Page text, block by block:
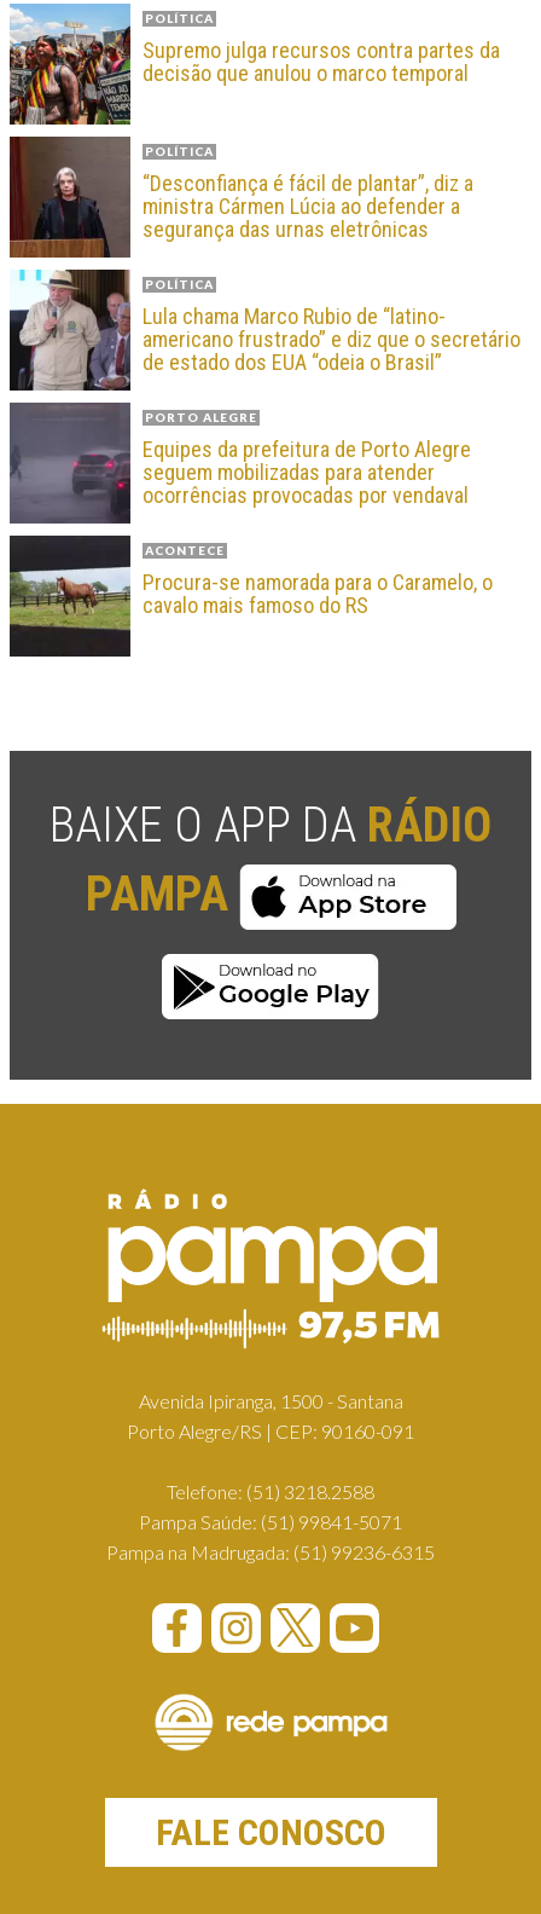
POLÍTICA
Supremo julga recursos contra partes da
decisão que anulou o marco temporal
POLÍTICA
“Desconfiança é fácil de plantar”, diz a
ministra Cármen Lúcia ao defender a
segurança das urnas eletrônicas
POLÍTICA
Lula chama Marco Rubio de “latino-
americano frustrado” e diz que o secretário
de estado dos EUA “odeia o Brasil”
PORTO ALEGRE
Equipes da prefeitura de Porto Alegre
seguem mobilizadas para atender
ocorrências provocadas por vendaval
ACONTECE
Procura-se namorada para o Caramelo, o
cavalo mais famoso do RS
BAIXE O APP DA RÁDIO
PAMPA
Avenida Ipiranga, 1500 - Santana
Porto Alegre/RS | CEP: 90160-091
Telefone: (51) 3218.2588
Pampa Saúde: (51) 99841-5071
Pampa na Madrugada: (51) 99236-6315
FALE CONOSCO